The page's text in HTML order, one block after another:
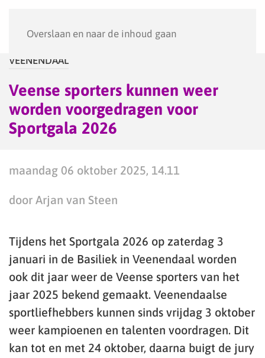
Overslaan en naar de inhoud gaan
VEENENDAAL
Veense sporters kunnen weer
worden voorgedragen voor
Sportgala 2026
maandag 06 oktober 2025, 14.11
door Arjan van Steen
Tijdens het Sportgala 2026 op zaterdag 3
januari in de Basiliek in Veenendaal worden
ook dit jaar weer de Veense sporters van het
jaar 2025 bekend gemaakt. Veenendaalse
sportliefhebbers kunnen sinds vrijdag 3 oktober
weer kampioenen en talenten voordragen. Dit
kan tot en met 24 oktober, daarna buigt de jury